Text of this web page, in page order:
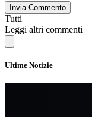
Invia Commento
Tutti
Leggi altri commenti
Ultime Notizie